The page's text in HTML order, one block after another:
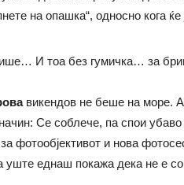
на опашка“, односно кога ќе
И тоа без гумичка… за
викендов не беше на море.
Се соблече, па спои
фотообјективот и нова
уште еднаш покажа дека не е со